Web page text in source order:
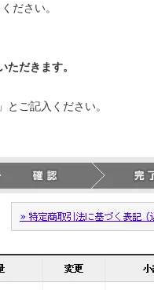
ださい。
ただきます。
とご記入ください。